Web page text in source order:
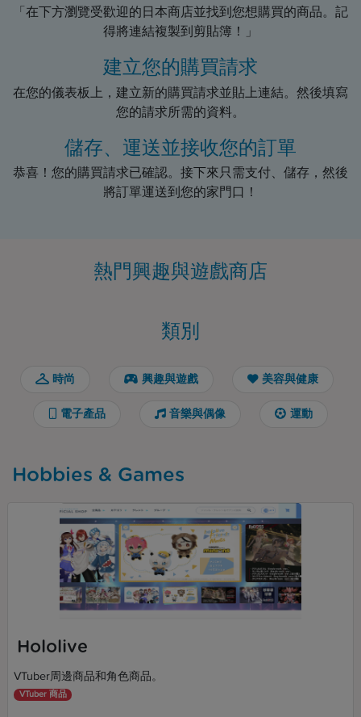
「在下方瀏覽受歡迎的日本商店並找到您想購買的商品。記
得將連結複製到剪貼簿！」
建立您的購買請求
在您的儀表板上，建立新的購買請求並貼上連結。然後填寫
您的請求所需的資料。
儲存、運送並接收您的訂單
恭喜！您的購買請求已確認。接下來只需支付、儲存，然後
將訂單運送到您的家門口！
熱門興趣與遊戲商店
類別
時尚 興趣與遊戲 美容與健康
電子產品 音樂與偶像 運動
Hobbies & Games
Hololive
VTuber周邊商品和角色商品。
VTuber 商品